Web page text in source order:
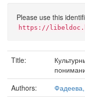
Please use this
https://
Title:
Authors: